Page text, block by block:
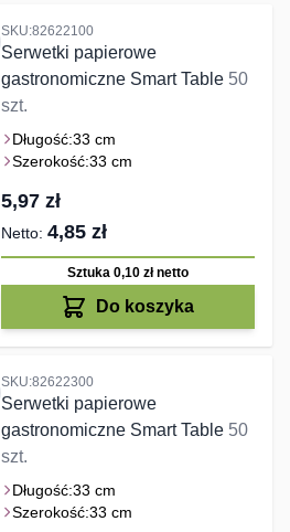
SKU:82622100
Serwetki papierowe
gastronomiczne Smart Table 50
szt.
Długość:33 cm
Szerokość:33 cm
5,97 zł
4,85 zł
Sztuka 0,10 złnetto
Do koszyka
SKU:82622300
Serwetki papierowe
gastronomiczne Smart Table 50
szt.
Długość:33 cm
Szerokość:33 cm